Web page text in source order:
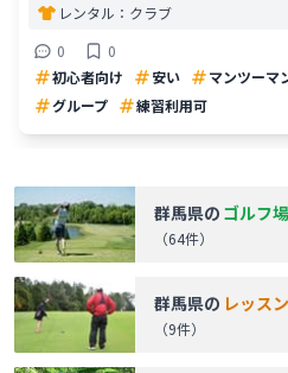
レンタル： クラブ
0
0
初心者向け
安い
マンツーマ
グループ
練習利用可
群馬県の ゴルフ場
（64件）
群馬県の レッスン
（9件）